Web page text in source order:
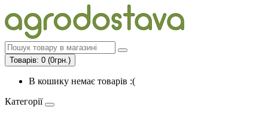
Товарів: 0 (0грн.)
В кошику немає товарів :(
Категорії